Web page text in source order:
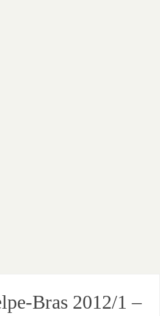
Bras 2012/1 –